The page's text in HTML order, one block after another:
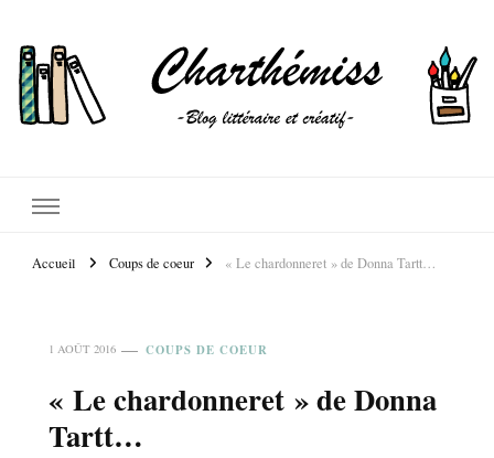
Accueil Coups de coeur « Le chardonneret » de Donna Tartt…
1 AOÛT 2016 COUPS DE COEUR
« Le chardonneret » de Donna
Tartt…